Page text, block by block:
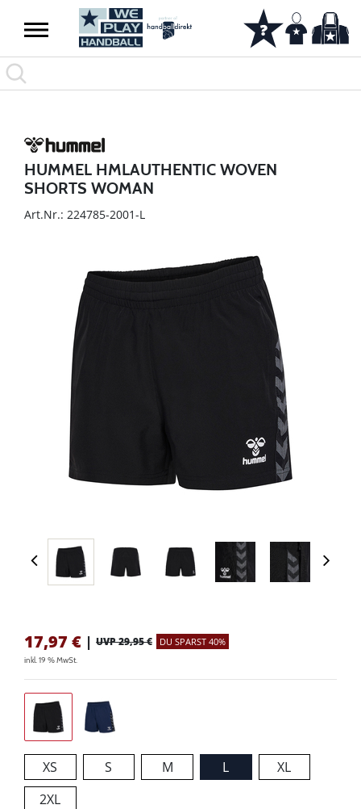
HUMMEL HMLAUTHENTIC WOVEN
SHORTS WOMAN
Art.Nr.: 224785-2001-L
17,97 € | UVP 29,95 € DU SPARST 40%
inkl. 19 % MwSt.
XS S M L
XL
2XL